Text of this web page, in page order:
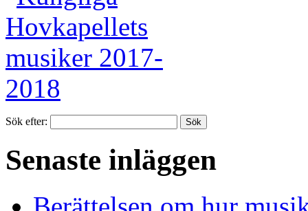
Sök efter:
Senaste inläggen